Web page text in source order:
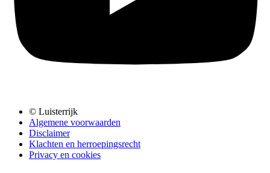
© Luisterrijk
Algemene voorwaarden
Disclaimer
Klachten en herroepingsrecht
Privacy en cookies